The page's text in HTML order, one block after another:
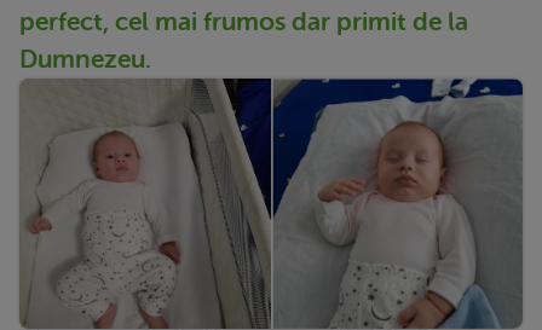
perfect, cel mai frumos dar primit de la
Dumnezeu.